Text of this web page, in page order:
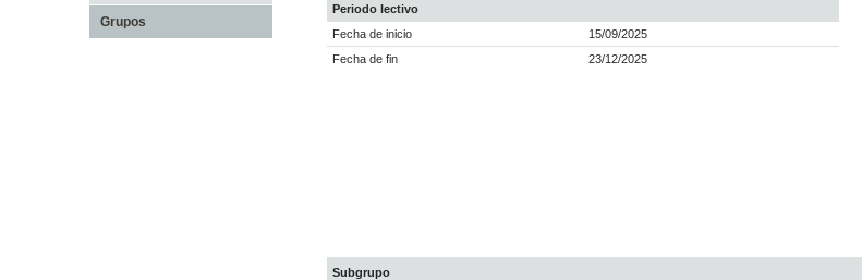
Grupos
Periodo lectivo
Fecha de inicio
15/09/2025
Fecha de fin
23/12/2025
Subgrupo